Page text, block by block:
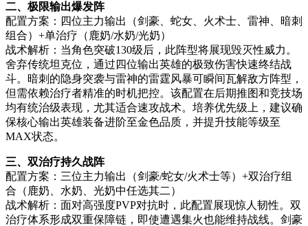
二、极限输出爆发阵
配置方案：四位主力输出（剑豪、蛇女、火术士、雷神、暗刺
组合）+单治疗（鹿奶/水奶/光奶）
战术解析：当角色突破130级后，此阵型将展现毁灭性威力。
舍弃传统坦克位，通过四位输出英雄的极致伤害快速终结战
斗。暗刺的隐身突袭与雷神的雷霆风暴可瞬间瓦解敌方阵型，
但需依赖治疗者精准的时机把控。该配置在后期推图和竞技场
均有统治级表现，尤其适合速攻战术。培养优先级上，建议确
保核心输出英雄装备进阶至金色品质，并提升技能等级至
MAX状态。
三、双治疗持久战阵
配置方案：三位主力输出（剑豪/蛇女/火术士等）+双治疗组
合（鹿奶、水奶、光奶中任选其二）
战术解析：面对高强度PVP对抗时，此配置展现惊人韧性。双
治疗体系形成双重保障链，即使遭遇集火也能维持战线。剑豪